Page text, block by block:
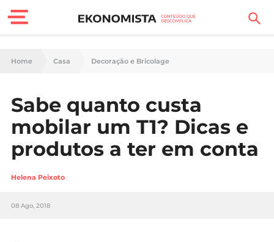
Finanças Pessoais
Carreira
Casa
Lifestyle
Sociedade
Home Casa Decoração e Bricolage
Sabe quanto custa
mobilar um T1? Dicas e
produtos a ter em conta
Helena Peixoto
08 Ago, 2018